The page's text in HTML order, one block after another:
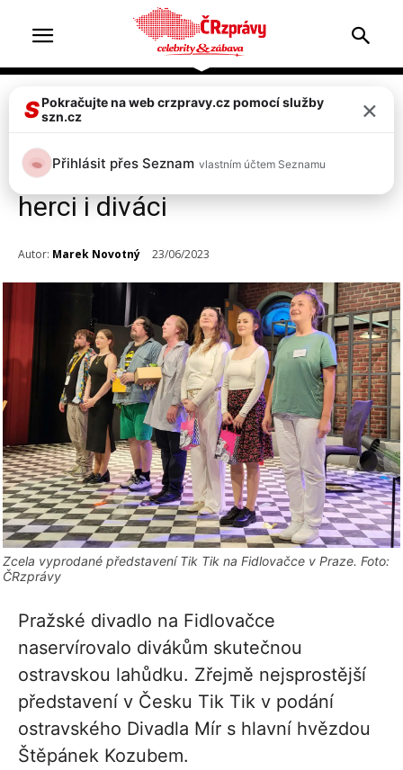
Celebrity
Do Prahy přijel Kozub: Šíleně
sprosté představení a zpocení
herci i diváci
Autor: Marek Novotný 23/06/2023
Zcela vyprodané představení Tik Tik na Fidlovačce v Praze. Foto:
ČRzprávy
Pražské divadlo na Fidlovačce
naservírovalo divákům skutečnou
ostravskou lahůdku. Zřejmě nejsprostější
představení v Česku Tik Tik v podání
ostravského Divadla Mír s hlavní hvězdou
Štěpánek Kozubem.
SPokračujte na web crzpravy.cz pomocí služby
szn.cz
×
Přihlásit přes Seznam vlastním účtem Seznamu